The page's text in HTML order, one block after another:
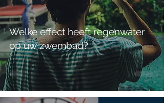
Welke effect heeft regenwater
op uw zwembad?